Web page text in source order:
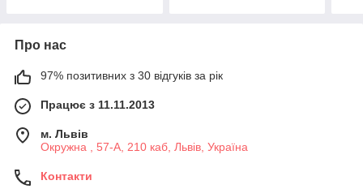
Про нас
97% позитивних з 30 відгуків за рік
Працює з 11.11.2013
м. Львів
Окружна , 57-А, 210 каб, Львів, Україна
Контакти